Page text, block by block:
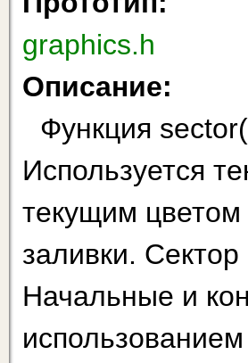
graphics.h
Описание:
Функция
Используется
текущим цветом
заливки.
Начальные и